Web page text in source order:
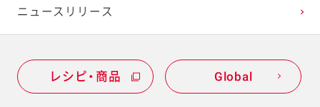
ニュースリリース
レシピ・商品 Global